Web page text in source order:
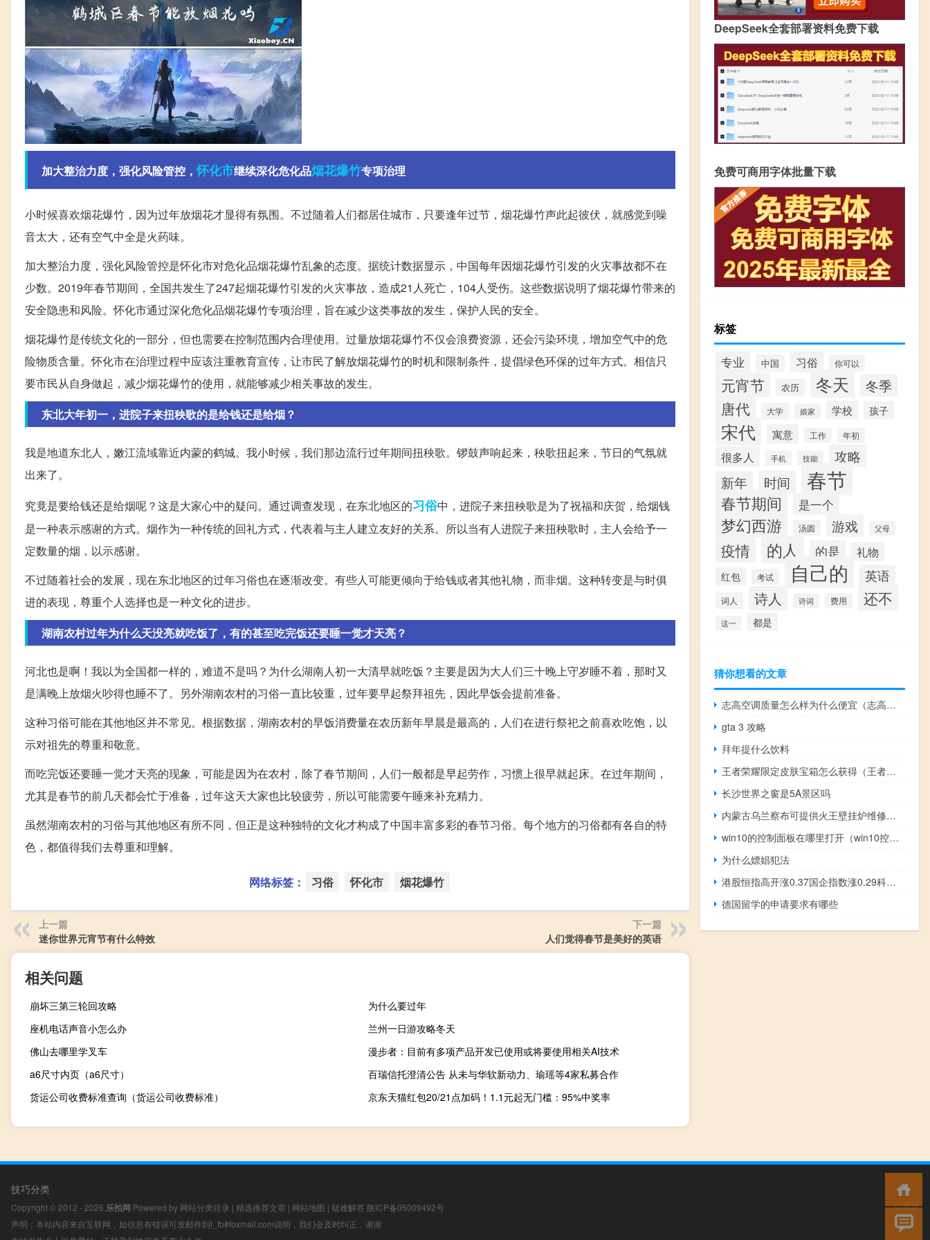
加大整治力度，强化风险管控，怀化市继续深化危化品烟花爆竹专项治理
小时候喜欢烟花爆竹，因为过年放烟花才显得有氛围。不过随着人们都居住城市，只要逢年过节，烟花爆竹声此起彼伏，就感觉到噪
音太大，还有空气中全是火药味。
加大整治力度，强化风险管控是怀化市对危化品烟花爆竹乱象的态度。据统计数据显示，中国每年因烟花爆竹引发的火灾事故都不在
少数。2019年春节期间，全国共发生了247起烟花爆竹引发的火灾事故，造成21人死亡，104人受伤。这些数据说明了烟花爆竹带来的
安全隐患和风险。怀化市通过深化危化品烟花爆竹专项治理，旨在减少这类事故的发生，保护人民的安全。
烟花爆竹是传统文化的一部分，但也需要在控制范围内合理使用。过量放烟花爆竹不仅会浪费资源，还会污染环境，增加空气中的危
险物质含量。怀化市在治理过程中应该注重教育宣传，让市民了解放烟花爆竹的时机和限制条件，提倡绿色环保的过年方式。相信只
要市民从自身做起，减少烟花爆竹的使用，就能够减少相关事故的发生。
东北大年初一，进院子来扭秧歌的是给钱还是给烟？
我是地道东北人，嫩江流域靠近内蒙的鹤城。我小时候，我们那边流行过年期间扭秧歌。锣鼓声响起来，秧歌扭起来，节日的气氛就
出来了。
究竟是要给钱还是给烟呢？这是大家心中的疑问。通过调查发现，在东北地区的习俗中，进院子来扭秧歌是为了祝福和庆贺，给烟钱
是一种表示感谢的方式。烟作为一种传统的回礼方式，代表着与主人建立友好的关系。所以当有人进院子来扭秧歌时，主人会给予一
定数量的烟，以示感谢。
不过随着社会的发展，现在东北地区的过年习俗也在逐渐改变。有些人可能更倾向于给钱或者其他礼物，而非烟。这种转变是与时俱
进的表现，尊重个人选择也是一种文化的进步。
湖南农村过年为什么天没亮就吃饭了，有的甚至吃完饭还要睡一觉才天亮？
河北也是啊！我以为全国都一样的，难道不是吗？为什么湖南人初一大清早就吃饭？主要是因为大人们三十晚上守岁睡不着，那时又
是满晚上放烟火吵得也睡不了。另外湖南农村的习俗一直比较重，过年要早起祭拜祖先，因此早饭会提前准备。
这种习俗可能在其他地区并不常见。根据数据，湖南农村的早饭消费量在农历新年早晨是最高的，人们在进行祭祀之前喜欢吃饱，以
示对祖先的尊重和敬意。
而吃完饭还要睡一觉才天亮的现象，可能是因为在农村，除了春节期间，人们一般都是早起劳作，习惯上很早就起床。在过年期间，
尤其是春节的前几天都会忙于准备，过年这天大家也比较疲劳，所以可能需要午睡来补充精力。
虽然湖南农村的习俗与其他地区有所不同，但正是这种独特的文化才构成了中国丰富多彩的春节习俗。每个地方的习俗都有各自的特
色，都值得我们去尊重和理解。
网络标签： 习俗 怀化市 烟花爆竹
上一篇
迷你世界元宵节有什么特效
下一篇
人们觉得春节是美好的英语
相关问题
崩坏三第三轮回攻略
为什么要过年
座机电话声音小怎么办
兰州一日游攻略冬天
佛山去哪里学叉车
漫步者：目前有多项产品开发已使用或将要使用相关AI技术
a6尺寸内页（a6尺寸）
百瑞信托澄清公告 从未与华软新动力、瑜瑶等4家私募合作
货运公司收费标准查询（货运公司收费标准）
京东天猫红包20/21点加码！1.1元起无门槛：95%中奖率
DeepSeek全套部署资料免费下载
免费可商用字体批量下载
标签
专业 中国 习俗 你可以
元宵节 农历 冬天 冬季
唐代 大学 娘家 学校 孩子
宋代 寓意 工作 年初
很多人 手机 技能 攻略
新年 时间 春节
春节期间 是一个
梦幻西游 汤圆 游戏 父母
疫情 的人 的是 礼物
红包 考试 自己的 英语
词人 诗人 诗词 费用 还不
这一 都是
猜你想看的文章
志高空调质量怎么样为什么便宜（志高空调质量）
gta 3 攻略
拜年提什么饮料
王者荣耀限定皮肤宝箱怎么获得（王者荣耀限定皮肤大全）
长沙世界之窗是5A景区吗
内蒙古乌兰察布可提供火王壁挂炉维修服务地址在哪
win10的控制面板在哪里打开（win10控制面板在哪）
为什么嫖娼犯法
港股恒指高开涨0.37国企指数涨0.29科指开涨0.19%阿里巴巴涨3%阿里拆分后首份财报亮眼碧桂园跌近6%
德国留学的申请要求有哪些
技巧分类
Copyright © 2012 - 2026 乐拍网 Powered by 网站分类目录 | 精选推荐文章 | 网站地图 | 疑难解答 陕ICP备05009492号
声明：本站内容来自互联网，如信息有错误可发邮件到f_fb#foxmail.com说明，我们会及时纠正，谢谢
小男孩